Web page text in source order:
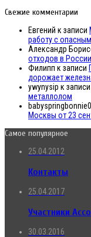
Свежие комментарии
Евгений к записи
работу с
Александр
отходов в
Филипп к записи
дорожает
ywynysip к записи
металлолом
babyspringbonnie0
Москвы от 23
Самое популярное
25.04.2012
Контакты
25.04.2017
Участники
30.03.2016